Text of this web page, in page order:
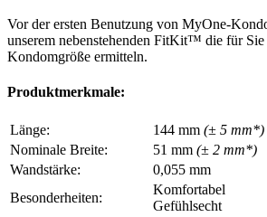
Vor der ersten Benutzung von MyOne-
unserem nebenstehenden FitKit™ die für Sie
Kondomgröße ermitteln.
Produktmerkmale:
Länge: 144 mm (± 5 mm*)
Nominale Breite:
51 mm (± 2 mm*)
Wandstärke:
0,055 mm
Besonderheiten:
Komfortabel
Gefühlsecht